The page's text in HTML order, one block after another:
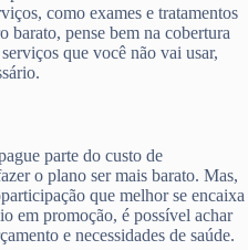
como exames e tratamentos
barato, pense bem na cobertura
que você não vai usar,
parte do custo de
o plano ser mais barato. Mas,
que melhor se encaixa
em promoção, é possível achar
e necessidades de saúde.